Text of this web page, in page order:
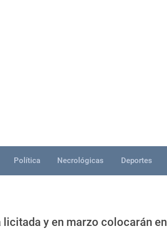
Política Necrológicas Deportes
y en marzo colocarán en